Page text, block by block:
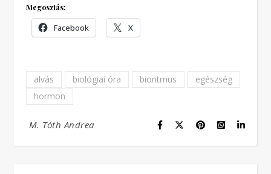
Megosztás:
Facebook X
alvás biológiai óra bioritmus
egészség
hormon
M. Tóth Andrea